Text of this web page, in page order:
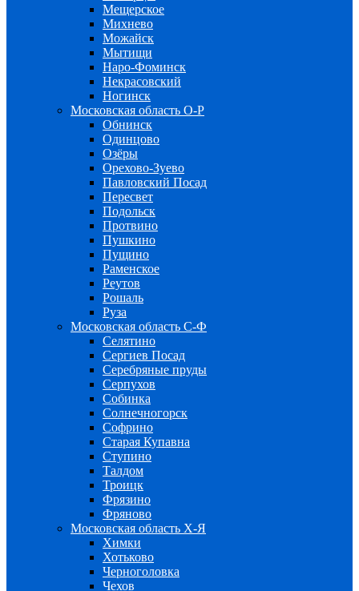
Мещерское
Михнево
Можайск
Мытищи
Наро-Фоминск
Некрасовский
Ногинск
Московская область О-Р
Обнинск
Одинцово
Озёры
Орехово-Зуево
Павловский Посад
Пересвет
Подольск
Протвино
Пушкино
Пущино
Раменское
Реутов
Рошаль
Руза
Московская область С-Ф
Селятино
Сергиев Посад
Серебряные пруды
Серпухов
Собинка
Солнечногорск
Софрино
Старая Купавна
Ступино
Талдом
Троицк
Фрязино
Фряново
Московская область Х-Я
Химки
Хотьково
Черноголовка
Чехов